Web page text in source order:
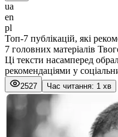
ua
en
pl
Топ-7 публікацій, які
7 головних матеріалів
Ці тексти насамперед
рекомендаціями у
2527 Час читання: 1 хв